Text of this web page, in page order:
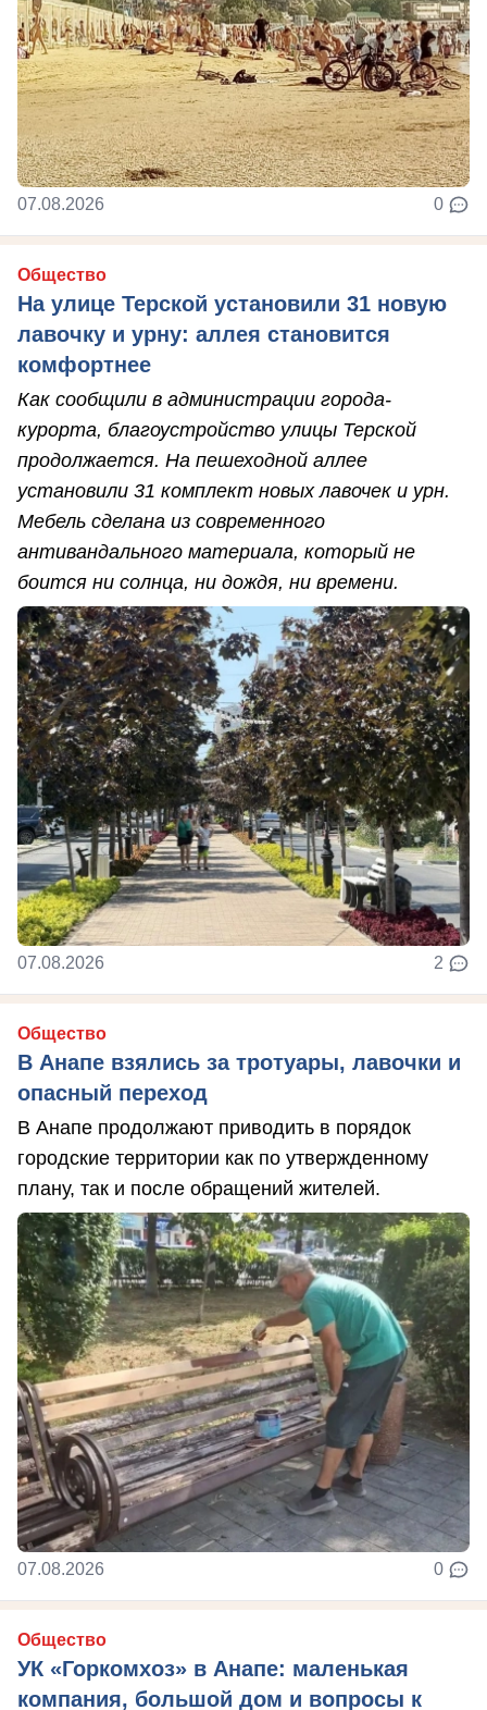
07.08.2026 0
Общество
На улице Терской установили 31 новую
лавочку и урну: аллея становится
комфортнее
Как сообщили в администрации города-
курорта, благоустройство улицы Терской
продолжается. На пешеходной аллее
установили 31 комплект новых лавочек и урн.
Мебель сделана из современного
антивандального материала, который не
боится ни солнца, ни дождя, ни времени.
07.08.2026 2
Общество
В Анапе взялись за тротуары, лавочки и
опасный переход
В Анапе продолжают приводить в порядок
городские территории как по утвержденному
плану, так и после обращений жителей.
07.08.2026 0
Общество
УК «Горкомхоз» в Анапе: маленькая
компания, большой дом и вопросы к